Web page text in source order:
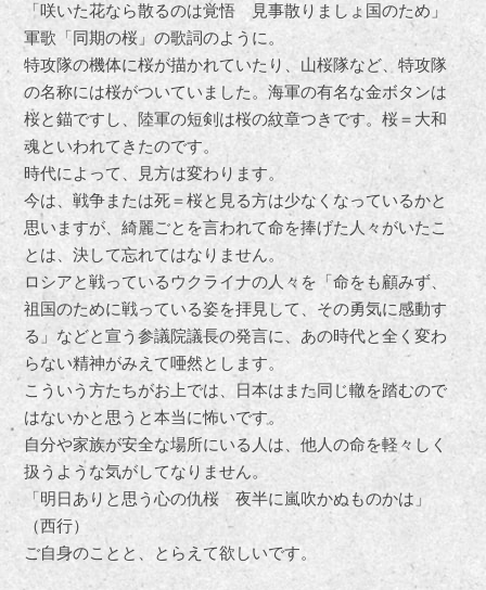
「咲いた花なら散るのは覚悟 見事散りましょ国のため」
軍歌「同期の桜」の歌詞のように。
特攻隊の機体に桜が描かれていたり、山桜隊など、特攻隊
の名称には桜がついていました。海軍の有名な金ボタンは
桜と錨ですし、陸軍の短剣は桜の紋章つきです。桜＝大和
魂といわれてきたのです。
時代によって、見方は変わります。
今は、戦争または死＝桜と見る方は少なくなっているかと
思いますが、綺麗ごとを言われて命を捧げた人々がいたこ
とは、決して忘れてはなりません。
ロシアと戦っているウクライナの人々を「命をも顧みず、
祖国のために戦っている姿を拝見して、その勇気に感動す
る」などと宣う参議院議長の発言に、あの時代と全く変わ
らない精神がみえて唖然とします。
こういう方たちがお上では、日本はまた同じ轍を踏むので
はないかと思うと本当に怖いです。
自分や家族が安全な場所にいる人は、他人の命を軽々しく
扱うような気がしてなりません。
「明日ありと思う心の仇桜 夜半に嵐吹かぬものかは」
（西行）
ご自身のことと、とらえて欲しいです。